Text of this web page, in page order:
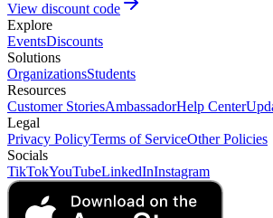
View discount code
Explore
EventsDiscounts
Solutions
OrganizationsStudents
Resources
Customer StoriesAmbassadorHelp Center
Legal
Privacy PolicyTerms of ServiceOther Policies
Socials
TikTokYouTubeLinkedInInstagram